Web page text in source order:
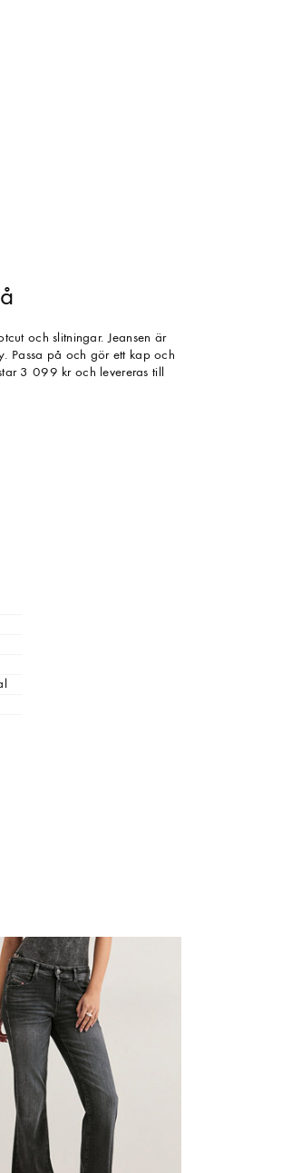
och slitningar. Jeansen är
Passa på och gör ett kap och
3 099 kr och levereras till